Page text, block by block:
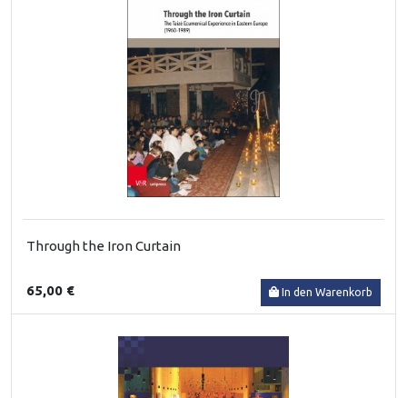
Through the Iron Curtain
65,00 € In den Warenkorb